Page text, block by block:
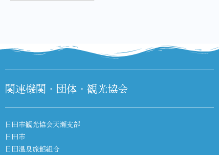
関連機関・団体・観光協会
日田市観光協会天瀬支部
日田市
日田温泉旅館組合